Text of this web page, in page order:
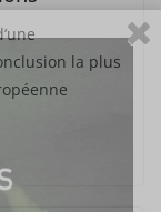
la plus